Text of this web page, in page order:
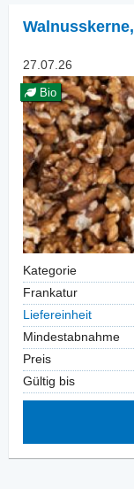
Walnusskerne,
27.07.26
Bio
Kategorie
Frankatur
Liefereinheit
Mindestabnahme
Preis
Gültig bis